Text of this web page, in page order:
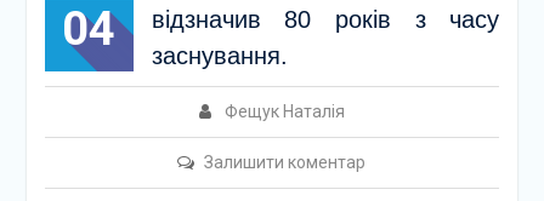
04
відзначив 80 років з часу
заснування.
Фещук Наталія
Залишити коментар